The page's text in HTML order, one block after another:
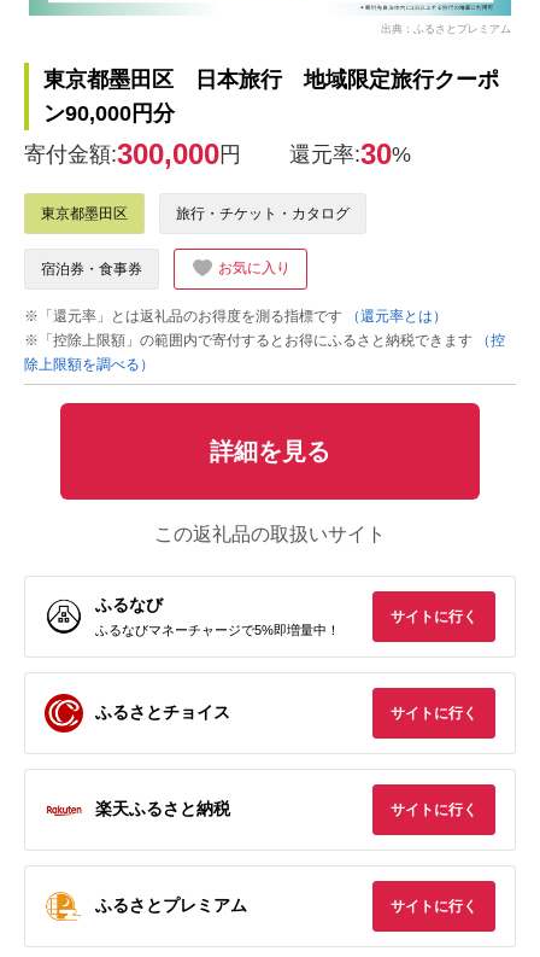
出典：ふるさとプレミアム
東京都墨田区 日本旅行 地域限定旅行クーポ
ン90,000円分
寄付金額:300,000円 還元率:30%
東京都墨田区 旅行・チケット・カタログ
宿泊券・食事券 お気に入り
※「還元率」とは返礼品のお得度を測る指標です
（還元率とは）
※「控除上限額」の範囲内で寄付するとお得にふるさと納税できます
（控
除上限額を調べる）
詳細を見る
この返礼品の取扱いサイト
ふるなび
ふるなびマネーチャージで5%即増量中！
サイトに行く
ふるさとチョイス サイトに行く
楽天ふるさと納税 サイトに行く
ふるさとプレミアム サイトに行く